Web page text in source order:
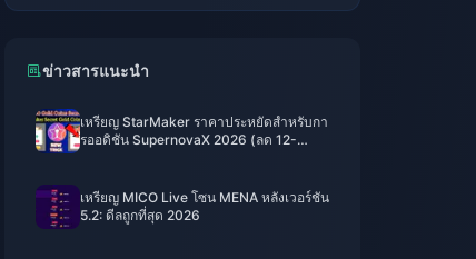
ข่าวสารแนะนำ
เหรียญ StarMaker ราคาประหยัดสำหรับกา
รออดิชัน SupernovaX 2026 (ลด 12-
เหรียญ MICO Live โซน MENA หลังเวอร์ชัน
5.2: ดีลถูกที่สุด 2026